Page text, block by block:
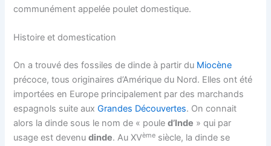
communément appelée poulet domestique.
Histoire et domestication
On a trouvé des fossiles de dinde à partir du Miocène
précoce, tous originaires d’Amérique du Nord. Elles ont été
importées en Europe principalement par des marchands
espagnols suite auxGrandes Découvertes. On connait
alors la dinde sous le nom de « pouled’Inde » qui par
usage est devenudinde. Au XVème siècle, la dinde se